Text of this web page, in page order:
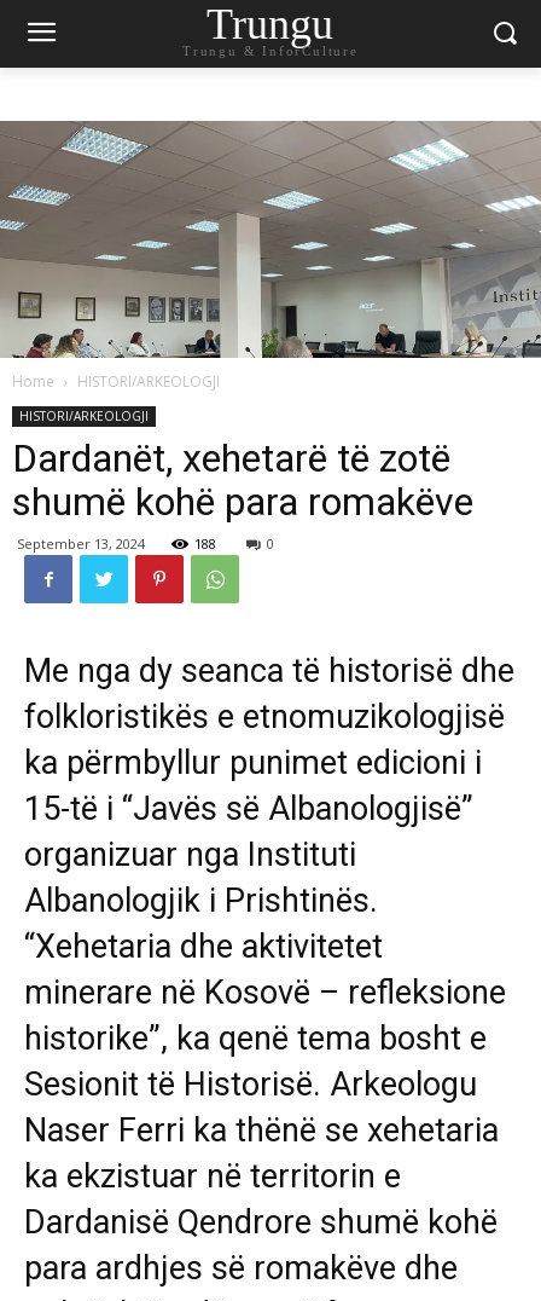
Trungu
Trungu & InforCulture
Home HISTORI/ARKEOLOGJI
HISTORI/ARKEOLOGJI
Dardanët, xehetarë të zotë
shumë kohë para romakëve
September 13, 2024 188 0
Me nga dy seanca të historisë dhe
folkloristikës e etnomuzikologjisë
ka përmbyllur punimet edicioni i
15-të i “Javës së Albanologjisë”
organizuar nga Instituti
Albanologjik i Prishtinës.
“Xehetaria dhe aktivitetet
minerare në Kosovë – refleksione
historike”, ka qenë tema bosht e
Sesionit të Historisë. Arkeologu
Naser Ferri ka thënë se xehetaria
ka ekzistuar në territorin e
Dardanisë Qendrore shumë kohë
para ardhjes së romakëve dhe